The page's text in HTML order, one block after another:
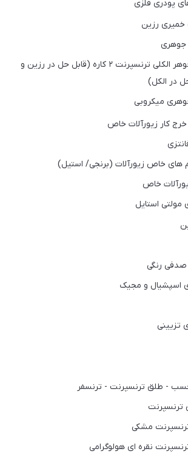
پودری فلزی
خمیری رزین
جوهری
رنگ‌ جوهر الکلی ترنسپرنت ۲ کاره (قابل حل در رزین و
در الکل)
میکروبی
خرج کار زیورآلات خاص
های خاص زیورآلات (برنجی/ استیل)
خاص
استایل
رنگی
اسپشیال و مجیک
تزیینی
- طلق ترنسپرنت - ترنسفر
ترنسپرنت
مشکی
نقره ای هولوگرامی